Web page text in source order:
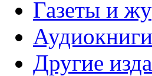
Газеты и
Аудиокниги
Другие